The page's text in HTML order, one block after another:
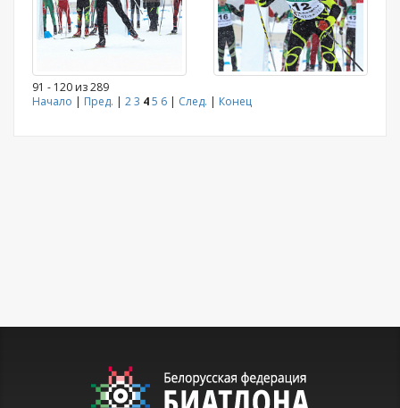
91 - 120 из 289
Начало | Пред. | 23 45 6 | След. | Конец